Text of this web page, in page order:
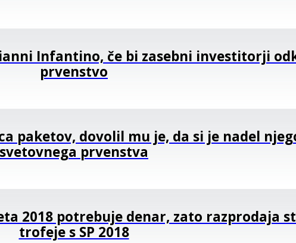
Infantino, če bi zasebni investitorji
prvenstvo
paketov, dovolil mu je, da si je nadel
svetovnega prvenstva
2018 potrebuje denar, zato razprodaja
trofeje s SP 2018